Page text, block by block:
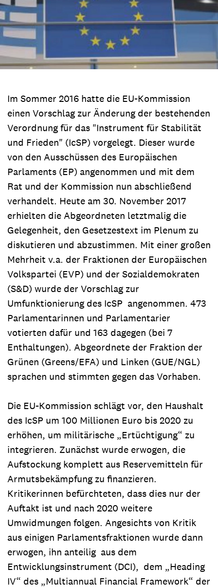
Im Sommer 2016 hatte die EU-Kommission
einen Vorschlag zur Änderung der bestehenden
Verordnung für das "Instrument für Stabilität
und Frieden" (IcSP) vorgelegt. Dieser wurde
von den Ausschüssen des Europäischen
Parlaments (EP) angenommen und mit dem
Rat und der Kommission nun abschließend
verhandelt. Heute am 30. November 2017
erhielten die Abgeordneten letztmalig die
Gelegenheit, den Gesetzestext im Plenum zu
diskutieren und abzustimmen. Mit einer großen
Mehrheit v.a. der Fraktionen der Europäischen
Volkspartei (EVP) und der Sozialdemokraten
(S&D) wurde der Vorschlag zur
Umfunktionierung des IcSP angenommen. 473
Parlamentarinnen und Parlamentarier
votierten dafür und 163 dagegen (bei 7
Enthaltungen). Abgeordnete der Fraktion der
Grünen (Greens/EFA) und Linken (GUE/NGL)
sprachen und stimmten gegen das Vorhaben.
Die EU-Kommission schlägt vor, den Haushalt
des IcSP um 100 Milli­onen Euro bis 2020 zu
erhöhen, um militärische „Ertüchtigung“ zu
integrieren. Zunächst wurde erwogen, die
Aufstockung komplett aus Reservemitteln für
Armutsbekämpfung zu finanzieren.
Kritikerinnen befürchteten, dass dies nur der
Auftakt ist und nach 2020 weitere
Umwidmungen folgen. Angesichts von Kritik
aus einigen Parlamentsfraktionen wurde dann
erwogen, ihn anteilig aus dem
Entwicklungsinstrument (DCI), dem „Heading
IV“ des „Multiannual Financial Framework“ der